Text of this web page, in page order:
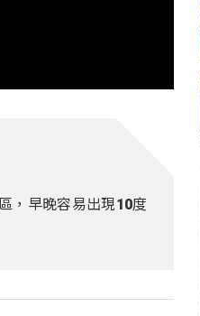
，早晚容易出現10度